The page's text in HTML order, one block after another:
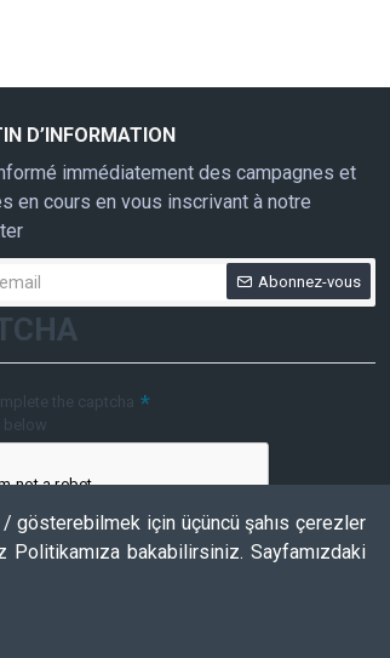
D’INFORMATION
immédiatement des campagnes et
en cours en vous inscrivant à notre
Abonnez-vous
the captcha
below
gösterebilmek için üçüncü şahıs çerezler
Politikamıza bakabilirsiniz. Sayfamızdaki